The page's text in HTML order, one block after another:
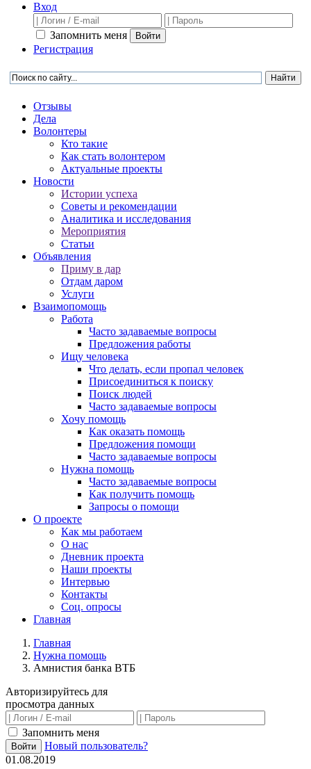
Вход
Запомнить меня Войти
Регистрация
Отзывы
Дела
Волонтеры
Кто такие
Как стать волонтером
Актуальные проекты
Новости
Истории успеха
Советы и рекомендации
Аналитика и исследования
Мероприятия
Статьи
Объявления
Приму в дар
Отдам даром
Услуги
Взаимопомощь
Работа
Часто задаваемые вопросы
Предложения работы
Ищу человека
Что делать, если пропал человек
Присоединиться к поиску
Поиск людей
Часто задаваемые вопросы
Хочу помощь
Как оказать помощь
Предложения помощи
Часто задаваемые вопросы
Нужна помощь
Часто задаваемые вопросы
Как получить помощь
Запросы о помощи
О проекте
Как мы работаем
О нас
Дневник проекта
Наши проекты
Интервью
Контакты
Соц. опросы
Главная
Главная
Нужна помощь
Амнистия банка ВТБ
Авторизируйтесь для
просмотра данных
Запомнить меня
Войти
Новый пользователь?
01.08.2019